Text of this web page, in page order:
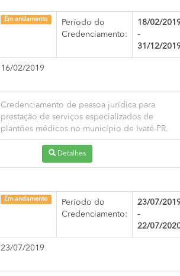
Em andamento
Período do
Credenciamento:
18/02/
-
31/12/
16/02/2019
Credenciamento de pessoa jurídica para
prestação de serviços especializados de
plantões médicos no município de Ivaté-PR.
Detalhes
Em andamento
Período do
Credenciamento:
23/07/
-
22/07/
23/07/2019